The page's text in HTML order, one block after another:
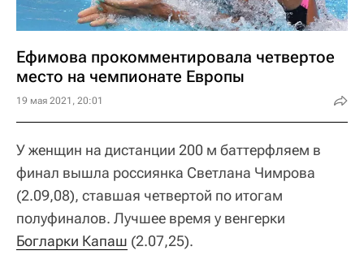
Ефимова прокомментировала четвертое
место на чемпионате Европы
19 мая 2021, 20:01
У женщин на дистанции 200 м баттерфляем в
финал вышла россиянка Светлана Чимрова
(2.09,08), ставшая четвертой по итогам
полуфиналов. Лучшее время у венгерки
Богларки Капаш (2.07,25).